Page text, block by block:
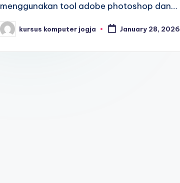
menggunakan tool adobe photoshop dan…
kursus komputer jogja January 28, 2026